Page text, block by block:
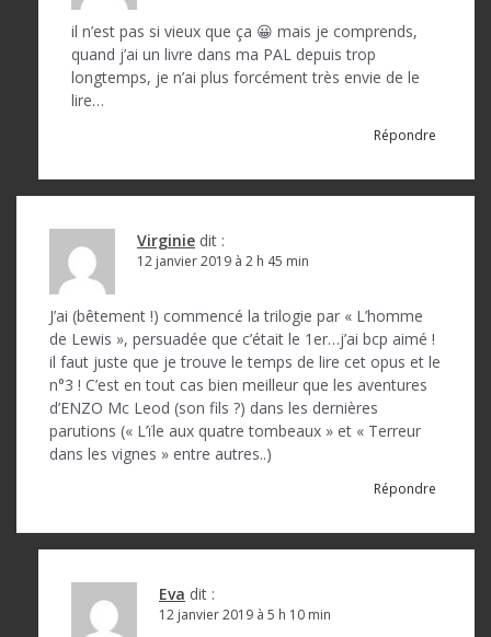
il n’est pas si vieux que ça 😀 mais je comprends,
quand j’ai un livre dans ma PAL depuis trop
longtemps, je n’ai plus forcément très envie de le
lire…
Répondre
Virginie dit :
12 janvier 2019 à 2 h 45 min
J’ai (bêtement !) commencé la trilogie par « L’homme
de Lewis », persuadée que c’était le 1er…j’ai bcp aimé !
il faut juste que je trouve le temps de lire cet opus et le
n°3 ! C’est en tout cas bien meilleur que les aventures
d’ENZO Mc Leod (son fils ?) dans les dernières
parutions (« L’ïle aux quatre tombeaux » et « Terreur
dans les vignes » entre autres..)
Répondre
Eva dit :
12 janvier 2019 à 5 h 10 min